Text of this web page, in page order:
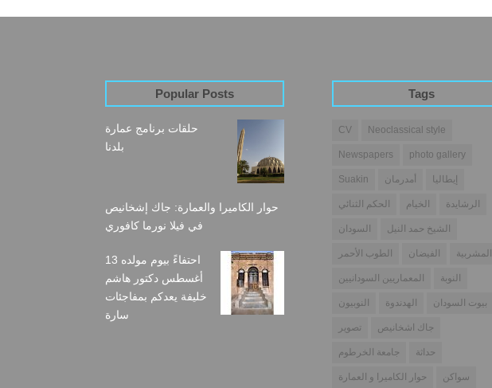
Popular Posts
حلقات برنامج عمارة
بلدنا
حوار الكاميرا والعمارة: جاك إشخانيص
في فيلا نورما كافوري
احتفاءً بيوم مولده 13
أغسطس دكتور هاشم
خليفة يعدكم بمفاجئات
سارة
Tags
CV Neoclassical style
Newspapers photo gallery
Suakin أمدرمان إيطاليا
الحكم الثنائي الخيام الرشايدة
السودان الشيخ حمد النيل
الطوب الأحمر الفيضان المشربية
المعماريين السودانيين النوبة
النوبيون الهدندوة بيوت السودان
تصوير جاك اشخانيص
جامعة الخرطوم حداثة
حوار الكاميرا و العمارة سواكن